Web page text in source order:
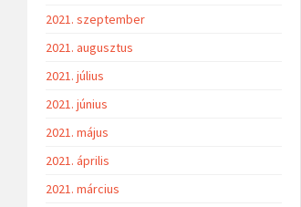
2021. szeptember
2021. augusztus
2021. július
2021. június
2021. május
2021. április
2021. március